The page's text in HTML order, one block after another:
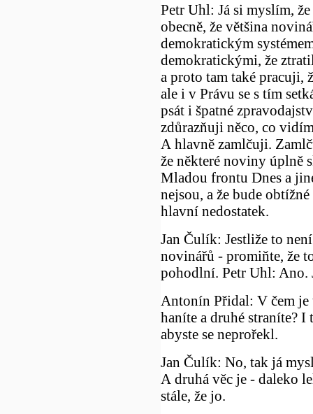
Petr Uhl: Já si myslím,
obecně, že většina
demokratickým
demokratickými, že
a proto tam také pracuji,
ale i v Právu se s tím
psát i špatné
zdůrazňuji něco, co
A hlavně zamlčuji.
že některé noviny úplně
Mladou frontu Dnes a
nejsou, a že bude
hlavní nedostatek.
Jan Čulík: Jestliže to
novinářů - promiňte, že
pohodlní. Petr Uhl: Ano.
Antonín Přidal: V čem je
haníte a druhé straníte?
abyste se neprořekl.
Jan Čulík: No, tak já
A druhá věc je - daleko
stále, že jo.